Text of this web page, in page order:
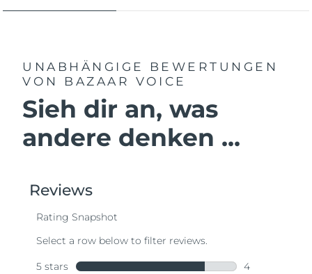
UNABHÄNGIGE BEWERTUNGEN
VON BAZAAR VOICE
Sieh dir an, was
andere denken ...